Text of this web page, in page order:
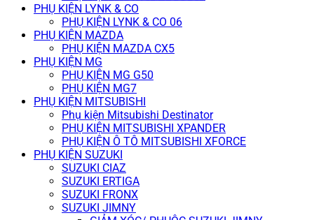
PHỤ KIỆN LYNK & CO
PHỤ KIỆN LYNK & CO 06
PHỤ KIỆN MAZDA
PHỤ KIỆN MAZDA CX5
PHỤ KIỆN MG
PHỤ KIỆN MG G50
PHỤ KIỆN MG7
PHỤ KIỆN MITSUBISHI
Phụ kiện Mitsubishi Destinator
PHỤ KIỆN MITSUBISHI XPANDER
PHỤ KIỆN Ô TÔ MITSUBISHI XFORCE
PHỤ KIỆN SUZUKI
SUZUKI CIAZ
SUZUKI ERTIGA
SUZUKI FRONX
SUZUKI JIMNY